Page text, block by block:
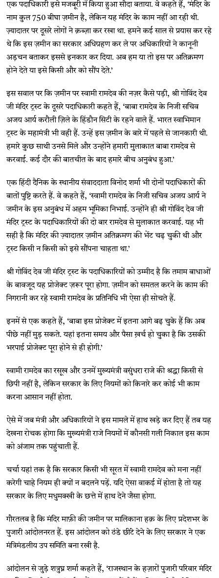
एक पदाधिकारी इसे मजबूरी में किया हुआ सौदा बताया. वे कहते हैं, ‘मंदिर के
नाम कुल 750 बीघा ज़मीन है, लेकिन यह मंदिर के काम नहीं आ रही थी.
ज़्यादातर पर दूसरे लोगों ने क़ब्ज़ा कर रखा था. हमने कई साल से प्रयास कर रहे
थे कि इस ज़मीन का सरकार अधिग्रहण कर ले पर अधिकारियों ने कानूनी
अड़चन बताकर इससे इनकार कर दिया. अब हम या तो इस पर अतिक्रमण
होने देते या इसे किसी और को सौंप देते.’
इस सवाल पर कि ज़मीन पर स्वामी रामदेव की नज़र कैसे पड़ी, श्री गोविंद देव
जी मंदिर ट्रस्ट के दूसरे पदाधिकारी कहते हैं, ‘बाबा रामदेव के निजी सचिव
अजय आर्य करौली ज़िले के हिंडौन सिटी के रहने वाले हैं. भारत स्वाभिमान
ट्रस्ट के महामंत्री भी वही हैं. उन्हें इस ज़मीन के बारे में पहले से जानकारी थी.
हमारे कुछ साथी उनसे मिले और उन्होंने हमारी मुलाकात बाबा रामदेव से
करवाई. कई दौर की बातचीत के बाद हमारे बीच अनुबंध हुआ.’
एक हिंदी दैनिक के स्थानीय संवाददाता विनोद शर्मा भी दोनों पदाधिकारों की
बातों पुष्टि करते हैं. वे कहते हैं, ‘स्वामी रामदेव के निजी सचिव अजय आर्य ने
जमीन के इस अनुबंध में अहम भूमिका निभाई. उन्होंने ही श्री गोविंद देव जी
मंदिर ट्रस्ट के पदाधिकारियों की दो बार रामदेव से मुलाकात करवाई. यह भी
सही है कि मंदिर की ज़्यादातर ज़मीन अतिक्रमण की भेंट चढ़ चुकी थी और
ट्रस्ट किसी न किसी को इसे सौंपना चाहता था.’
श्री गोविंद देव जी मंदिर ट्रस्ट के पदाधिकारियों को उम्मीद है कि तमाम बाधाओं
के बावजूद यह प्रोजेक्ट ज़रूर पूरा होगा. ज़मीन को समतल करने के काम की
निगरानी कर रहे स्वामी रामदेव के प्रतिनिधि भी ऐसा ही सोचते हैं.
इनमें से एक कहते हैं, ‘बाबा इस प्रोजेक्ट में इतना आगे बढ़ चुके हैं कि अब
पीछे नहीं मुड़ सकते. यहां इतना समय और पैसा ख़र्च हो चुका है कि उसकी
भरपाई प्रोजेक्ट पूरा होने से ही होगी.’
स्वामी रामदेव का रसूख और उनमें मुख्यमंत्री वसुंधरा राजे की श्रद्धा किसी से
छिपी नहीं है, लेकिन सरकार के लिए नियमों को किनारे कर कोई भी काम
करना आसान नहीं होता.
ऐसे में जब मंत्री और अधिकारियों ने इस मामले में हाथ खड़े कर दिए हैं तब यह
देखना रोचक होगा कि मुख्यमंत्री राजे नियमों में कौनसी गली निकाल इस काम
को अंजाम तक पहुंचाती हैं.
चर्चा यहां तक है कि सरकार किसी भी सूरत में स्वामी रामदेव को मना नहीं
करेगी चाहे नियम ही क्यों न बदलने पड़ें. यदि ऐसा वाकई में होता है तो यह
सरकार के लिए मधुमक्खी के छत्ते में हाथ देने जैसा होगा.
गौरतलब है कि मंदिर माफ़ी की जमीन पर मालिकाना हक़ के लिए प्रदेशभर के
पुजारी आंदोलनरत हैं. इस आंदोलन को ठंडे छींटे देने के लिए सरकार ने एक
मंत्रिमंडलीय उप समिति बना रखी है.
आंदोलन से जुड़े शत्रुघ्न शर्मा कहते हैं, ‘राजस्थान के हज़ारों पुजारी परिवार मंदिर